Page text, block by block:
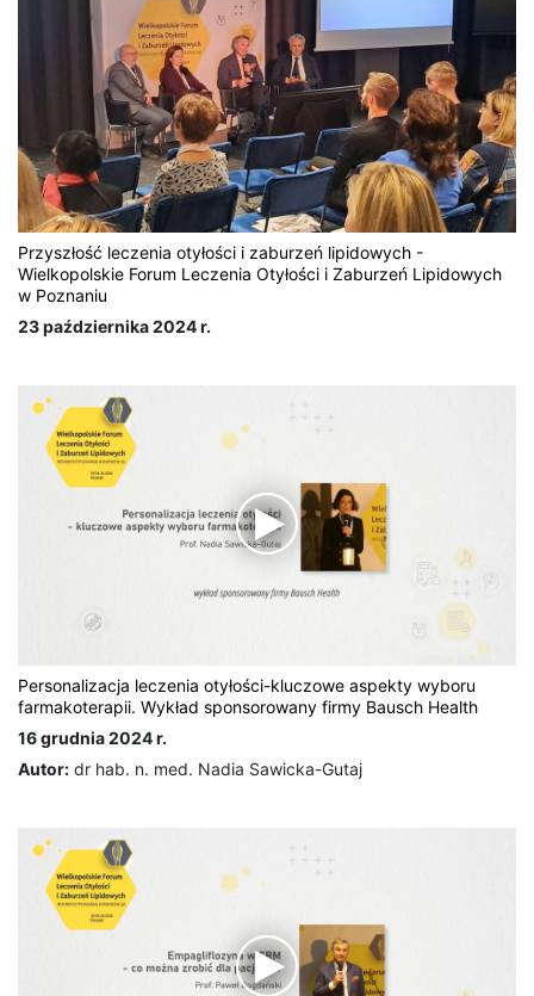
Przyszłość leczenia otyłości i zaburzeń lipidowych -
Wielkopolskie Forum Leczenia Otyłości i Zaburzeń Lipidowych
w Poznaniu
23 października 2024 r.
Personalizacja leczenia otyłości-kluczowe aspekty wyboru
farmakoterapii. Wykład sponsorowany firmy Bausch Health
16 grudnia 2024 r.
Autor: dr hab. n. med. Nadia Sawicka-Gutaj